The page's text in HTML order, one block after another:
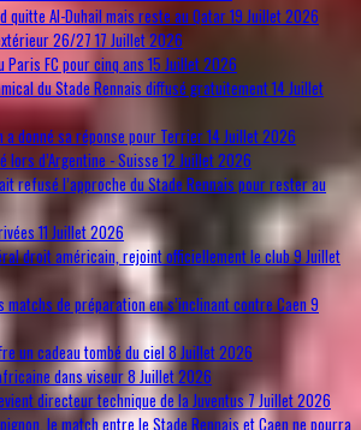
quitte Al-Duhail mais reste au Qatar19 Juillet 2026
26/27 17 Juillet 2026
Paris FC pour cinq ans 15 Juillet 2026
du Stade Rennais diffusé gratuitement14 Juillet
a donné sa réponse pour Terrier14 Juillet 2026
lors d’Argentine - Suisse12 Juillet 2026
refusé l’approche du Stade Rennais pour rester au
11 Juillet 2026
droit américain, rejoint officiellement le club9 Juillet
matchs de préparation en s’inclinant contre Caen9
un cadeau tombé du ciel8 Juillet 2026
dans viseur8 Juillet 2026
directeur technique de la Juventus7 Juillet 2026
le match entre le Stade Rennais et Caen ne pourra